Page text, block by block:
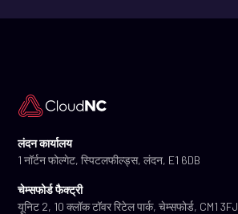
लंदन कार्यालय
1 नॉर्टन फोल्गेट, स्पिटलफील्ड्स, लंदन, E1 6DB
चेम्सफोर्ड फैक्ट्री
यूनिट 2, 10 क्लॉक टॉवर रिटेल पार्क, चेम्सफोर्ड, CM1 3FJ